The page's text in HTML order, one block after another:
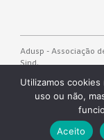
Adusp - Associação
Sind.
Av. Prof. Almeida
Telefones: (11)
(11) 3814-1715 ●
Desenvolvido pela
Utilizamos
uso ou não,
Aceito